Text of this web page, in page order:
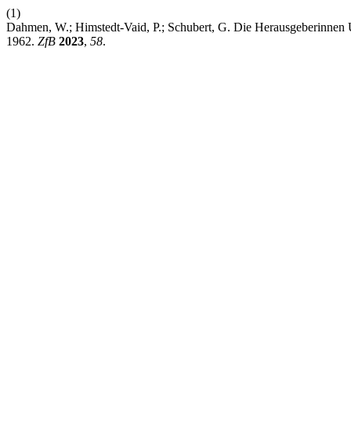
(1)
Dahmen, W.; Himstedt-Vaid, P.; Schubert, G. Die
1962. ZfB 2023, 58.